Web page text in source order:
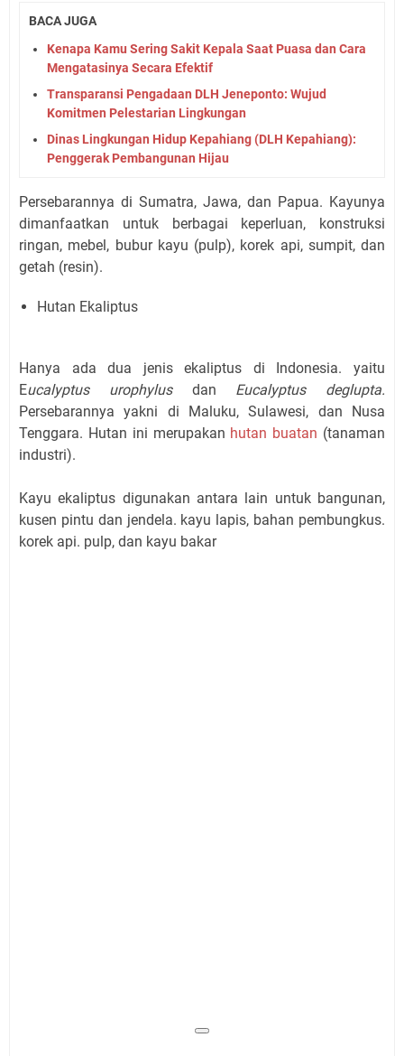
BACA JUGA
Kenapa Kamu Sering Sakit Kepala Saat Puasa dan Cara
Mengatasinya Secara Efektif
Transparansi Pengadaan DLH Jeneponto: Wujud
Komitmen Pelestarian Lingkungan
Dinas Lingkungan Hidup Kepahiang (DLH Kepahiang):
Penggerak Pembangunan Hijau
Persebarannya di Sumatra, Jawa, dan Papua. Kayunya
dimanfaatkan untuk berbagai keperluan, konstruksi
ringan, mebel, bubur kayu (pulp), korek api, sumpit, dan
getah (resin).
Hutan Ekaliptus
Hanya ada dua jenis ekaliptus di Indonesia. yaitu
Eucalyptus urophylusdan Eucalyptus deglupta.
Persebarannya yakni di Maluku, Sulawesi, dan Nusa
Tenggara. Hutan ini merupakan hutan buatan (tanaman
industri).
Kayu ekaliptus digunakan antara lain untuk bangunan,
kusen pintu dan jendela. kayu lapis, bahan pembungkus.
korek api. pulp, dan kayu bakar